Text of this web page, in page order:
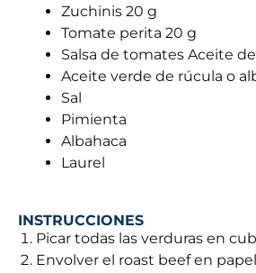
Zuchinis 20 g
Tomate perita 20 g
Salsa de tomates Aceite
Aceite verde de rúcula o
Sal
Pimienta
Albahaca
Laurel
INSTRUCCIONES
Picar todas las verduras en
Envolver el roast beef en